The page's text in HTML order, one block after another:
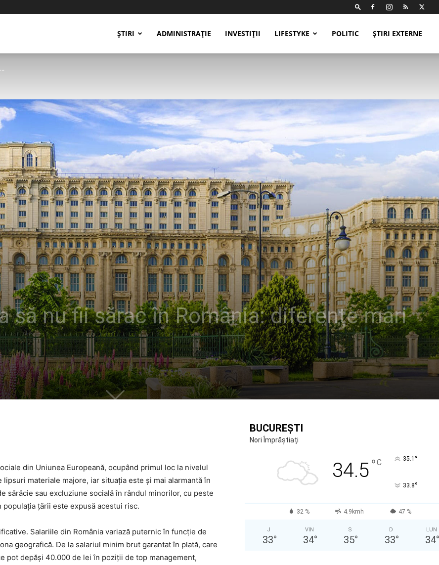
ȘTIRI ADMINISTRAȚIE INVESTIȚII LIFESTYKE POLITIC ȘTIRI EXTERNE
să nu fii sărac în România: diferențe mari
din Uniunea Europeană, ocupând primul loc la nivelul
materiale majore, iar situația este și mai alarmantă în
sărăcie sau excluziune socială în rândul minorilor, cu peste
țării este expusă acestui risc.
Salariile din România variază puternic în funcție de
geografică. De la salariul minim brut garantat în plată, care
pot depăși 40.000 de lei în poziții de top management,
BUCUREȘTI
Nori Împrăștiați
34.5°C 35.1 °
33.8°
32 % 4.9kmh 47 %
J
33°
VIN
34°
S
35°
D
33°
LUN
34°